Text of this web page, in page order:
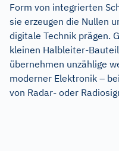
Form von integrierten
sie erzeugen die Nullen
digitale Technik prägen.
kleinen Halbleiter-
übernehmen unzählige
moderner Elektronik –
von Radar- oder